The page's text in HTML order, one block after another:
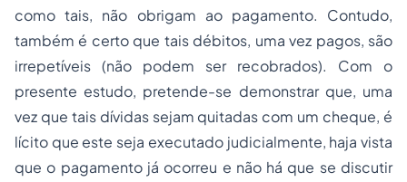
como tais, não obrigam ao pagamento. Contudo,
também é certo que tais débitos, uma vez pagos, são
irrepetíveis (não podem ser recobrados). Com o
presente estudo, pretende-se demonstrar que, uma
vez que tais dívidas sejam quitadas com um cheque, é
lícito que este seja executado judicialmente, haja vista
que o pagamento já ocorreu e não há que se discutir